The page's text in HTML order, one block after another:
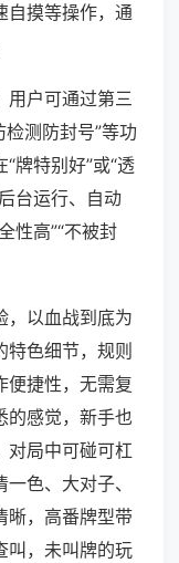
自摸等操作，通
用户可通过第三
检测防封号”等功
牌特别好”或“透
台运行、自动
性高”“不被封
，以血战到底为
色细节，规则
便捷性，无需复
的感觉，新手也
对局中可碰可杠
色、大对子、
晰，高番牌型带
叫，未叫牌的玩